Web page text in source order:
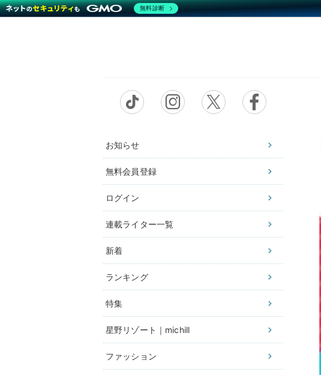
お知らせ
無料会員登録
ログイン
連載ライター一覧
新着
ランキング
特集
星野リゾート｜michill
ファッション
無料診断